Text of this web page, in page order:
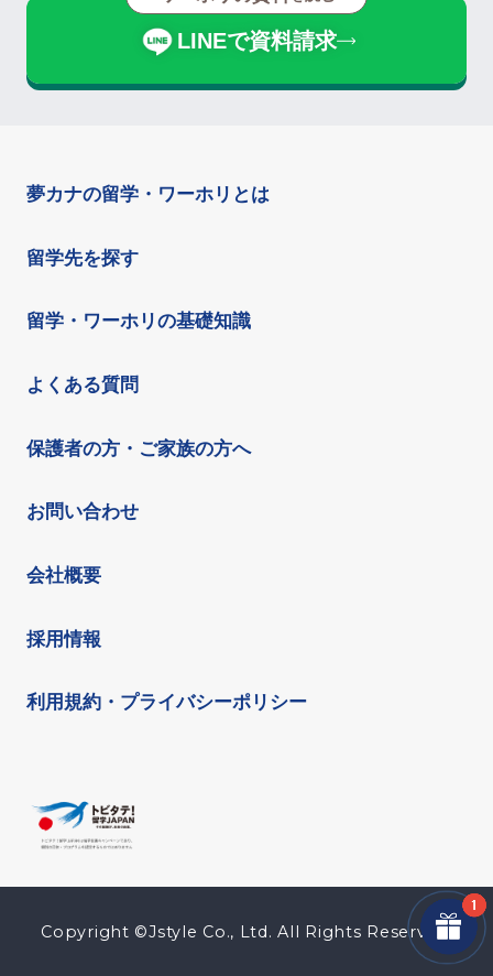
LINEで資料請求
夢カナの留学・ワーホリとは
留学先を探す
留学・ワーホリの基礎知識
よくある質問
保護者の方・ご家族の方へ
お問い合わせ
会社概要
採用情報
利用規約・プライバシーポリシー
Copyright ©Jstyle Co., Ltd. All Rights Reserved.